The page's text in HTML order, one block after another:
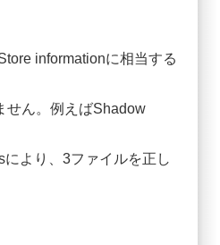
informationに相当する
せん。例えばShadow
より、3ファイルを正し